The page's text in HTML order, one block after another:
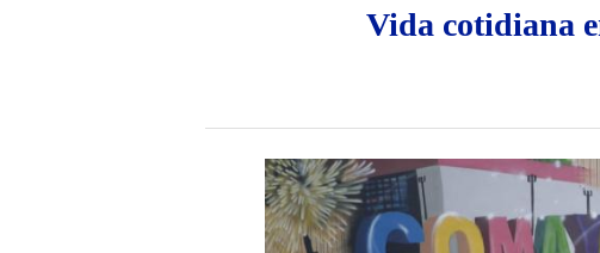
Vida cotidiana